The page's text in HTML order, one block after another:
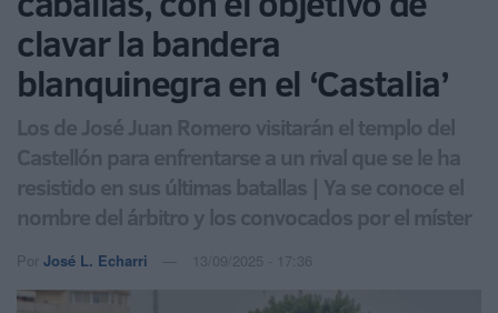
clavar la bandera
blanquinegra en el ‘Castalia’
Los de José Juan Romero visitarán el templo del
Castellón para enfrentarse a un rival que se le ha
resistido en sus últimas batallas | Ya se conoce el
nombre del árbitro y los convocados por el míster
Por José L. Echarri 13/09/2025 - 17:36